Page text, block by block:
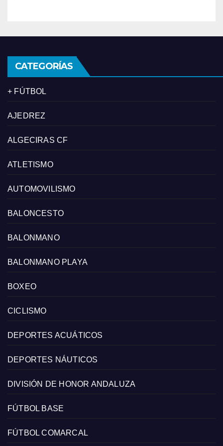
CATEGORÍAS
+ FÚTBOL
AJEDREZ
ALGECIRAS CF
ATLETISMO
AUTOMOVILISMO
BALONCESTO
BALONMANO
BALONMANO PLAYA
BOXEO
CICLISMO
DEPORTES ACUÁTICOS
DEPORTES NÁUTICOS
DIVISIÓN DE HONOR ANDALUZA
FÚTBOL BASE
FÚTBOL COMARCAL